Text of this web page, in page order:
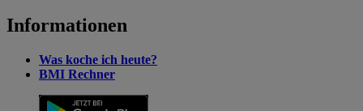
Informationen
Was koche ich heute?
BMI Rechner